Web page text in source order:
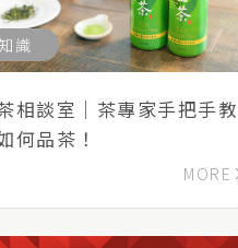
識
相談室｜茶專家手把手教
何品茶！
MORE